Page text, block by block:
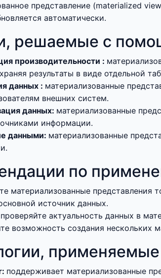
представление (materialized
автоматически.
решаемые с
производительности :
результаты в виде отдельной
данных : материализованные
внешних систем.
данных: материализованные
информации.
данными: материализованные
по
материализованные представления
источник данных.
актуальность данных в
возможность создания нескольких
поддерживает материализованные